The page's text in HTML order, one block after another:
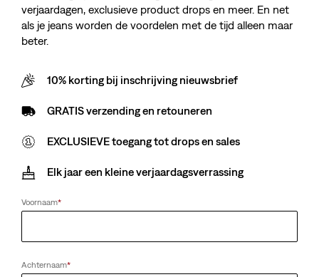
verjaardagen, exclusieve product drops en meer. En net
als je jeans worden de voordelen met de tijd alleen maar
beter.
10% korting bij inschrijving nieuwsbrief
GRATIS verzending en retouneren
EXCLUSIEVE toegang tot drops en sales
Elk jaar een kleine verjaardagsverrassing
Voornaam*
Achternaam*